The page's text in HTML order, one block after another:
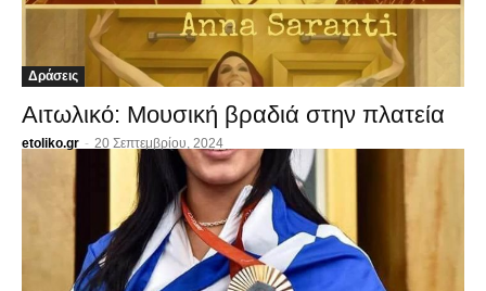
Δράσεις
Αιτωλικό: Μουσική βραδιά στην πλατεία
etoliko.gr - 20 Σεπτεμβρίου, 2024